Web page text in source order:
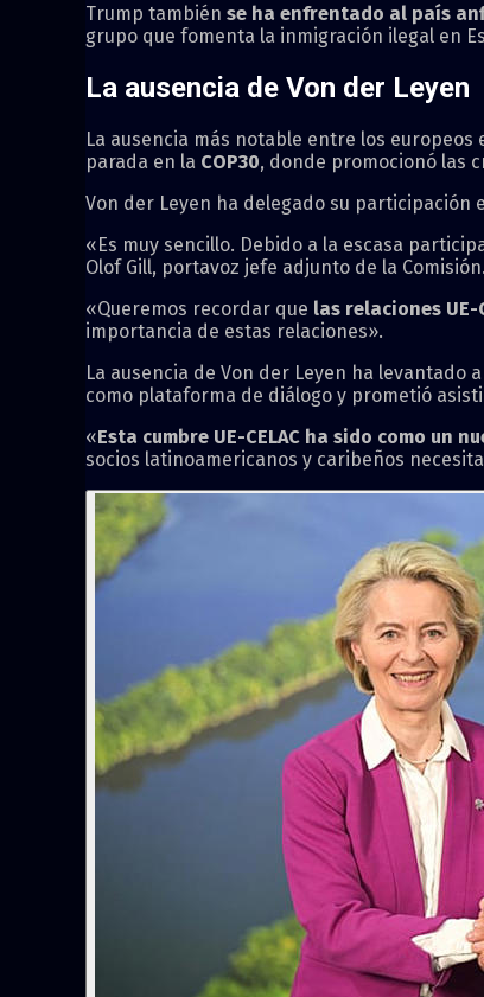
Trump también se ha enfrentado al país
grupo que fomenta la inmigración ilegal en
La ausencia de Von der Leyen
La ausencia más notable entre los europeos
parada en la COP30, donde promocionó las
Von der Leyen ha delegado su participación
«Es muy sencillo. Debido a la escasa
Olof Gill, portavoz jefe adjunto de la Comisión.
«Queremos recordar que las relaciones
importancia de estas relaciones».
La ausencia de Von der Leyen ha levantado
como plataforma de diálogo y prometió
«Esta cumbre UE-CELAC ha sido como un
socios latinoamericanos y caribeños